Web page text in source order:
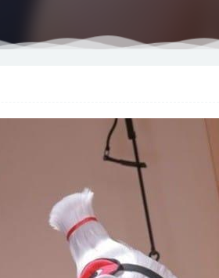
卿风 – 微密圈写真&视频合集
[XIUREN秀人网]2022.01.07
神楽坂真冬 – NO.115 22年07